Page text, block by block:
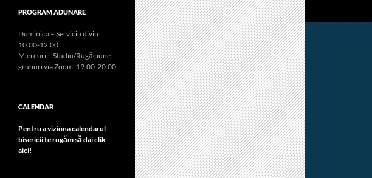
PROGRAM ADUNARE
Duminica – Serviciu divin:
10.00-12.00
Miercuri – Studiu/Rugăciune
grupuri via Zoom: 19.00-20.00
CALENDAR
Pentru a viziona calendarul
bisericii te rugăm să dai clik
aici!